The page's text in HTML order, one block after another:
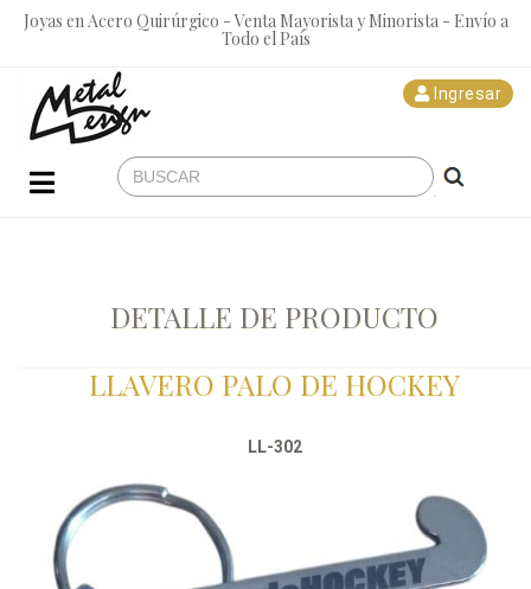
Joyas en Acero Quirúrgico - Venta Mayorista y Minorista - Envío a
Todo el País
Ingresar
DETALLE DE PRODUCTO
LLAVERO PALO DE HOCKEY
LL-302